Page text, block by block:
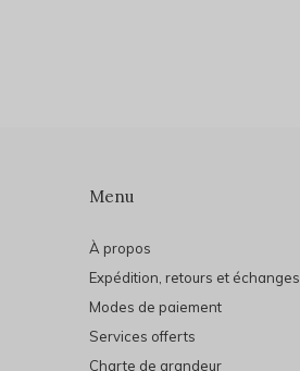
Menu
À propos
Expédition, retours et échanges
Modes de paiement
Services offerts
Charte de grandeur